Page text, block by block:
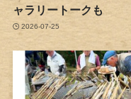
ャラリートークも
2026-07-25